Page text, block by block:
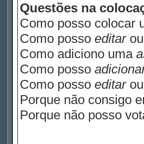
Questões na
Como posso colocar
Como posso editarou
Como adiciono uma
Como posso
Como posso editarou
Porque não consigo
Porque não posso